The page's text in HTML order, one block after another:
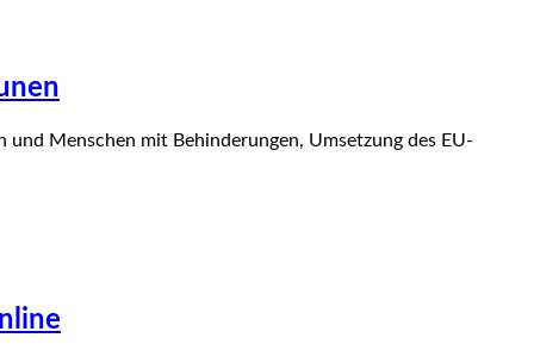
Menschen mit Behinderungen, Umsetzung des EU-